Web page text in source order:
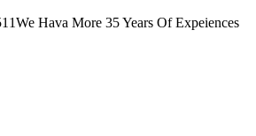
We Hava More 35 Years Of Expeiences